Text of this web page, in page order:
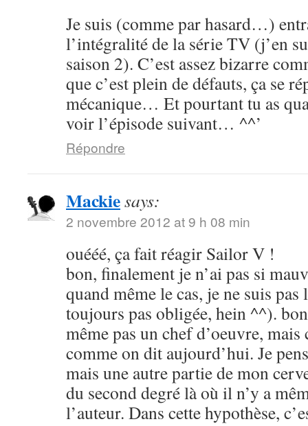
Je suis (comme par hasard…)
l’intégralité de la série TV (j’en
saison 2). C’est assez bizarre
que c’est plein de défauts, ça se
mécanique… Et pourtant tu as
voir l’épisode suivant… ^^’
Répondre
Mackiesays:
2 novembre 2012 at 9 h 08 min
ouééé, ça fait réagir Sailor V !
bon, finalement je n’ai pas si
quand même le cas, je ne suis pas
toujours pas obligée, hein ^^).
même pas un chef d’oeuvre,
comme on dit aujourd’hui. Je
mais une autre partie de mon
du second degré là où il n’y a
l’auteur. Dans cette hypothèse,